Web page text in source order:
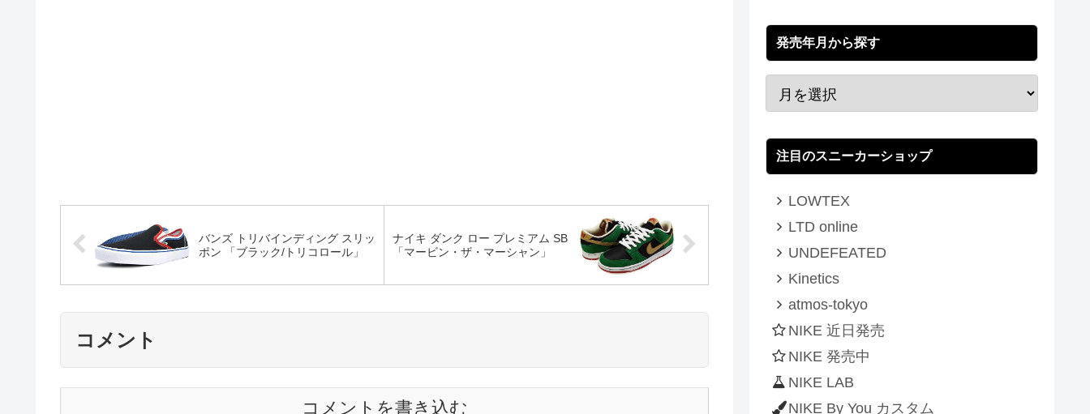
バンズ トリバインディング スリッ
ポン 「ブラック/トリコロール」
ナイキ ダンク ロー プレミアム SB
「マービン・ザ・マーシャン」
コメント
コメントを書き込む
発売年月から探す
注目のスニーカーショップ
LOWTEX
LTD online
UNDEFEATED
Kinetics
atmos-tokyo
NIKE 近日発売
NIKE 発売中
NIKE LAB
NIKE By You カスタム